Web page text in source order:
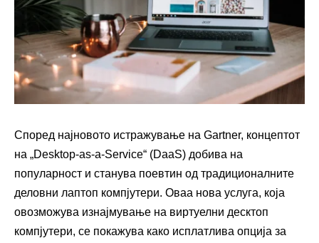
Според најновото истражување на Gartner, концептот
на „Desktop-as-a-Service“ (DaaS) добива на
популарност и станува поевтин од традиционалните
деловни лаптоп компјутери. Оваа нова услуга, која
овозможува изнајмување на виртуелни десктоп
компјутери, се покажува како исплатлива опција за